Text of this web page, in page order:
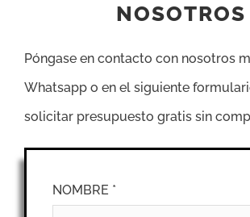
NOSOTROS
Póngase en contacto con nosotros
Whatsapp o en el siguiente
solicitar presupuesto gratis sin
NOMBRE *